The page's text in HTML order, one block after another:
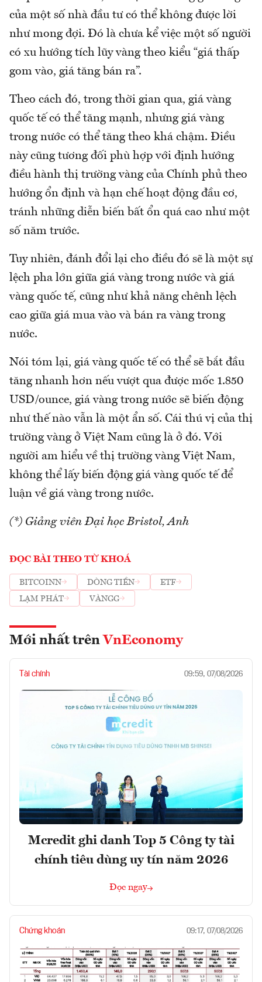
của một số nhà đầu tư có thể không được lời
như mong đợi. Đó là chưa kể việc một số người
có xu hướng tích lũy vàng theo kiểu “giá thấp
gom vào, giá tăng bán ra”.
Theo cách đó, trong thời gian qua, giá vàng
quốc tế có thể tăng mạnh, nhưng giá vàng
trong nước có thể tăng theo khá chậm. Điều
này cũng tương đối phù hợp với định hướng
điều hành thị trường vàng của Chính phủ theo
hướng ổn định và hạn chế hoạt động đầu cơ,
tránh những diễn biến bất ổn quá cao như một
số năm trước.
Tuy nhiên, đánh đổi lại cho điều đó sẽ là một sự
lệch pha lớn giữa giá vàng trong nước và giá
vàng quốc tế, cũng như khả năng chênh lệch
cao giữa giá mua vào và bán ra vàng trong
nước.
Nói tóm lại, giá vàng quốc tế có thể sẽ bắt đầu
tăng nhanh hơn nếu vượt qua được mốc 1.850
USD/ounce, giá vàng trong nước sẽ biến động
như thế nào vẫn là một ẩn số. Cái thú vị của thị
trường vàng ở Việt Nam cũng là ở đó. Với
người am hiểu về thị trường vàng Việt Nam,
không thể lấy biến động giá vàng quốc tế để
luận về giá vàng trong nước.
(*) Giảng viên Đại học Bristol, Anh
ĐỌC BÀI THEO TỪ KHOÁ
BITCOINN DÒNG TIỀN
ETF
LẠM PHÁT
VÀNGG
Mới nhất trên VnEconomy
Tài chính 09:59, 07/08/2026
Mcredit ghi danh Top 5 Công ty tài
chính tiêu dùng uy tín năm 2026
Đọc ngay
Chứng khoán 09:17, 07/08/2026